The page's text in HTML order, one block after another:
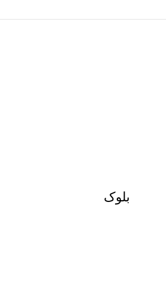
بلوک